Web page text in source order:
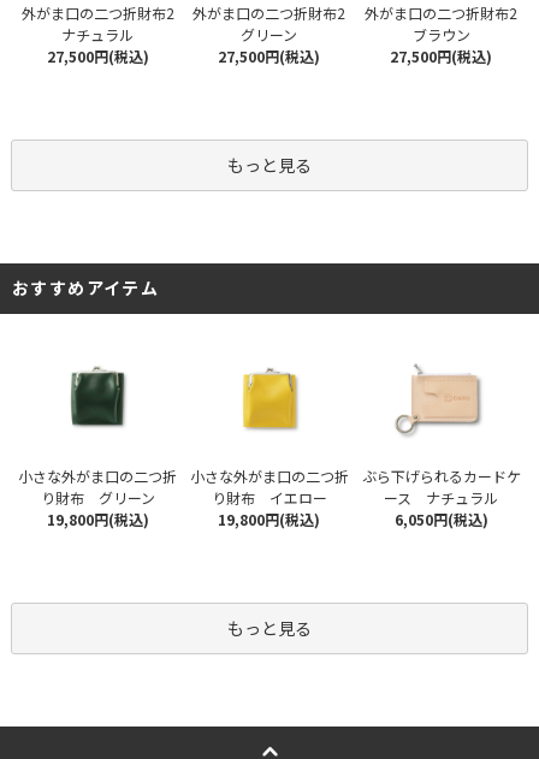
外がま口の二つ折財布2
ナチュラル
27,500円(税込)
外がま口の二つ折財布2
グリーン
27,500円(税込)
外がま口の二つ折財布2
ブラウン
27,500円(税込)
もっと見る
おすすめアイテム
小さな外がま口の二つ折
り財布 グリーン
19,800円(税込)
小さな外がま口の二つ折
り財布 イエロー
19,800円(税込)
ぶら下げられるカードケ
ース ナチュラル
6,050円(税込)
もっと見る